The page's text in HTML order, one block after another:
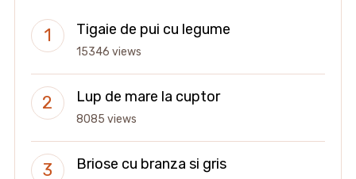
Tigaie de pui cu legume
15346 views
Lup de mare la cuptor
8085 views
Briose cu branza si gris